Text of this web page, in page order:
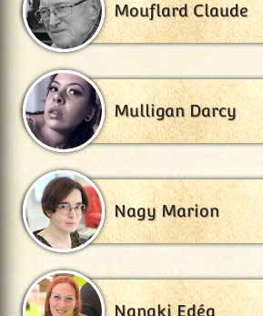
Mouflard Claude
Mulligan Darcy
Nagy Marion
Nanaki Edéa